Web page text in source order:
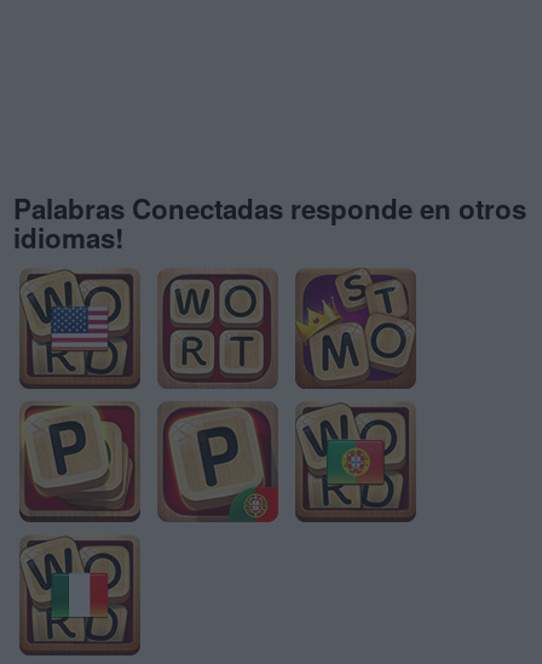
Palabras Conectadas responde en otros
idiomas!